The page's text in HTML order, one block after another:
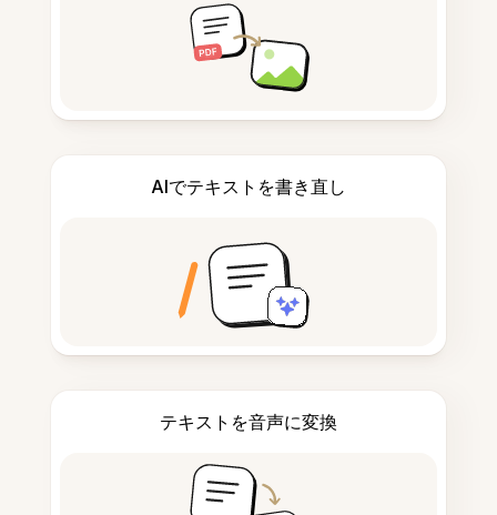
AIでテキストを書き直し
テキストを音声に変換